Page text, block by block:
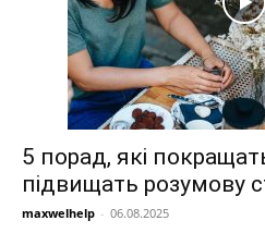
5 порад, які
підвищать розумову
maxwelhelp - 06.08.2025